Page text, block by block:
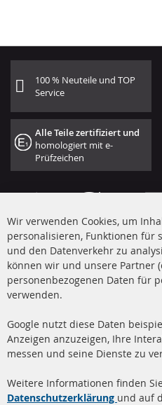
100 % Neuteile und TOP
Service
Alle Teile zertifiziert und
homologiert mit e-
Prüfzeichen
+49 (0) 4533 799 00 0
Mo-Do: 09-17 Uhr, Fr 09-16 Uhr
info@contra-automotive.de
facebook
instagram
Quick Links
Dieselpartikelfilter (DPF)
Wir verwenden Cookies, um
personalisieren, Funktionen für
und den Datenverkehr zu
können wir und unsere Partner
personenbezogenen Daten für
verwenden.
Google nutzt diese Daten
Anzeigen anzuzeigen, Ihre
messen und seine Dienste zu
Weitere Informationen finden
Datenschutzerklärung und auf